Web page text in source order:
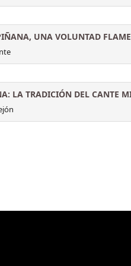
UNA VOLUNTAD
LA TRADICIÓN DEL CANTE